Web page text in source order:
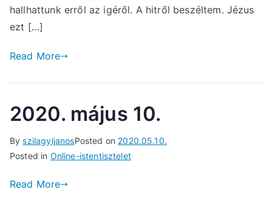
hallhattunk erről az igéről. A hitről beszéltem. Jézus
ezt […]
Read More
2020. május 10.
ByszilagyijanosPosted on 2020.05.10.
Posted in Online-istentisztelet
Read More